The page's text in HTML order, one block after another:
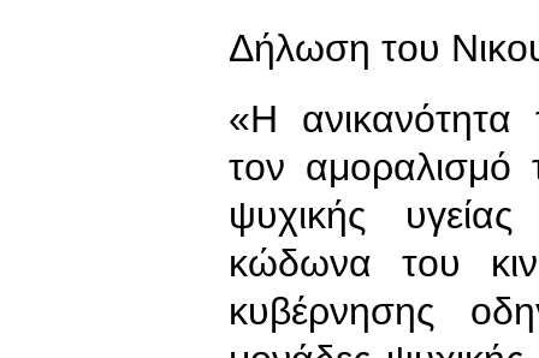
Δήλωση του
«Η ανικανότητα
τον αμοραλισμό
ψυχικής
κώδωνα του
κυβέρνησης